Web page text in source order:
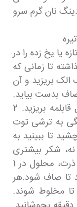
نان گرم سرو
تازه یا یخ زده را در
تا زمانی که
بریزید و آن
بدست بیاید.
توت های صاف شده را دوباره داخل قابلمه بریزید. 2
به ترشی توت
تا ببینید به
شکر بیشتری
اضافه کنید، 1 قاشق چای خوری آرد ذرت، محلول در 1
تا صاف شود.هر
تا مخلوط شوند.